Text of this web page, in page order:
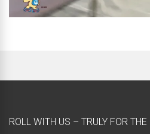
ROLL WITH US – TRULY FOR